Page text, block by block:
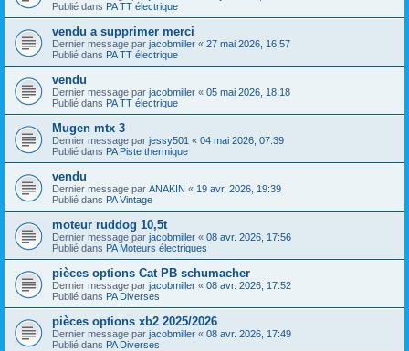
Publié dans PA TT électrique
vendu a supprimer merci
Dernier message par jacobmiller « 27 mai 2026, 16:57
Publié dans PA TT électrique
vendu
Dernier message par jacobmiller « 05 mai 2026, 18:18
Publié dans PA TT électrique
Mugen mtx 3
Dernier message par jessy501 « 04 mai 2026, 07:39
Publié dans PA Piste thermique
vendu
Dernier message par ANAKIN « 19 avr. 2026, 19:39
Publié dans PA Vintage
moteur ruddog 10,5t
Dernier message par jacobmiller « 08 avr. 2026, 17:56
Publié dans PA Moteurs électriques
pièces options Cat PB schumacher
Dernier message par jacobmiller « 08 avr. 2026, 17:52
Publié dans PA Diverses
pièces options xb2 2025/2026
Dernier message par jacobmiller « 08 avr. 2026, 17:49
Publié dans PA Diverses